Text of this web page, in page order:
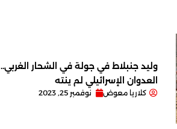
وليد جنبلاط في جولة في الشحار الغربي..
العدوان الإسرائيلي لم ينته
كلاريا معوض نوفمبر 25, 2023